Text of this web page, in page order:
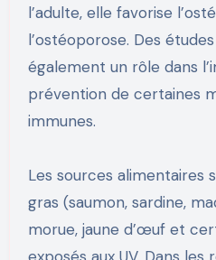
l’adulte, elle favorise
l’ostéoporose. Des
également un rôle dans
prévention de certaines
immunes.
Les sources alimentaires
gras (saumon, sardine,
morue, jaune d’œuf et
exposés aux UV. Dans les